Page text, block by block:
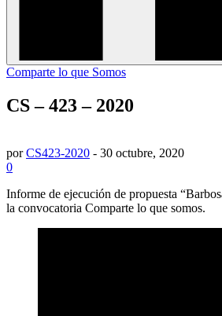
Comparte lo que Somos
CS – 423 – 2020
porCS423-2020 - 30 octubre, 2020
0
Informe de ejecución de propuesta
la convocatoria Comparte lo que somos.